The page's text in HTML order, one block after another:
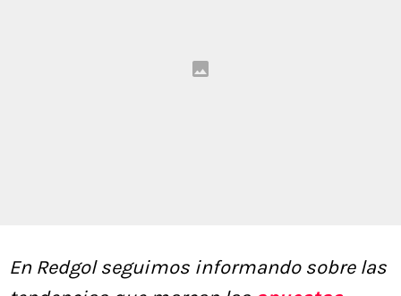
En Redgol seguimos informando sobre las